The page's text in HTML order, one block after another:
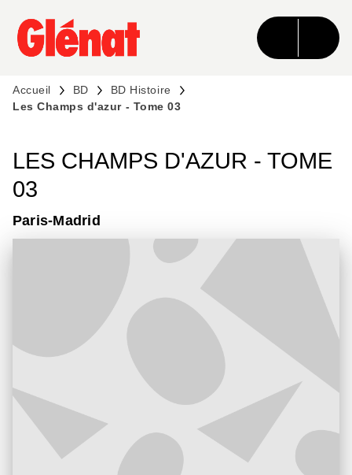
MENU RECHERCHE CONTENU
PIED DE PAGE
Accueil BD
BD Histoire
Les Champs d'azur - Tome 03
LES CHAMPS D'AZUR - TOME
03
Paris-Madrid